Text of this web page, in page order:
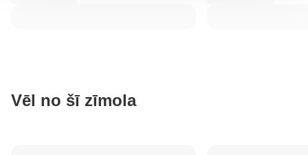
Vēl no šī zīmola